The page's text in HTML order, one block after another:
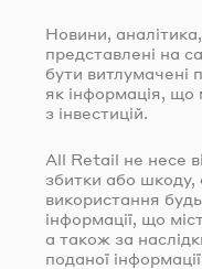
Новини,
представлені на
бути витлумачені
як інформація, що
з інвестицій.
All Retail не несе
збитки або шкоду,
використання
інформації, що
а також за
поданої інформації.